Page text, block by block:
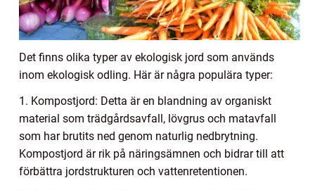
Det finns olika typer av ekologisk jord som används
inom ekologisk odling. Här är några populära typer:
1. Kompostjord: Detta är en blandning av organiskt
material som trädgårdsavfall, lövgrus och matavfall
som har brutits ned genom naturlig nedbrytning.
Kompostjord är rik på näringsämnen och bidrar till att
förbättra jordstrukturen och vattenretentionen.